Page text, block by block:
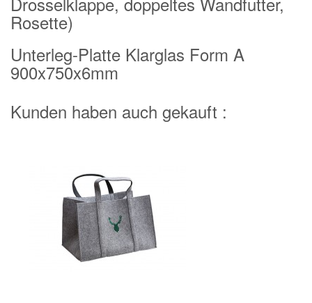
Rosette)
Unterleg-Platte Klarglas Form A
900x750x6mm
Kunden haben auch gekauft :